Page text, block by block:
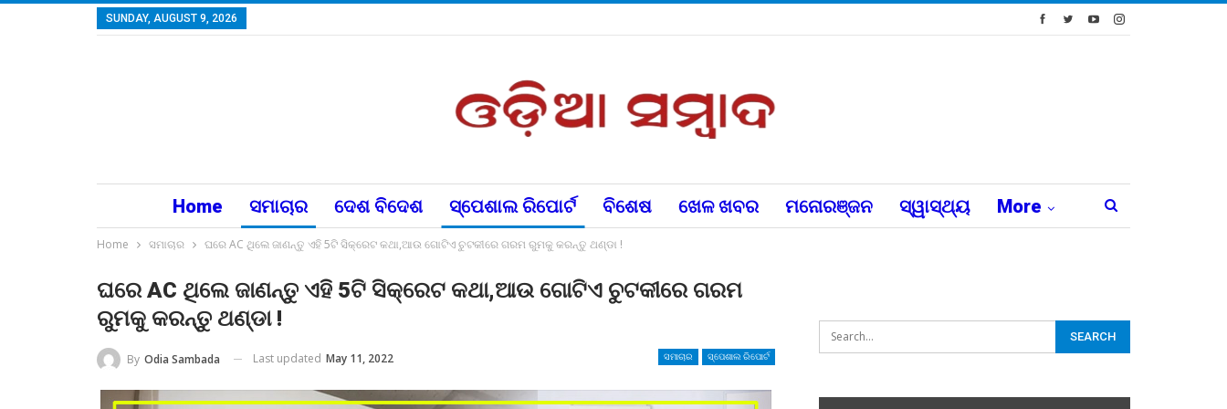
SUNDAY, AUGUST 9, 2026
Home ସମାଚାର ଦେଶ ବିଦେଶ ସ୍ପେଶାଲ ରିପୋର୍ଟ ବିଶେଷ ଖେଳ ଖବର ମନୋରଞ୍ଜନ ସ୍ୱାସ୍ଥ୍ୟ More
Home ସମାଚାର ଘରେ AC ଥିଲେ ଜାଣନ୍ତୁ ଏହି 5ଟି ସିକ୍ରେଟ କଥା,ଆଉ ଗୋଟିଏ ଚୁଟକୀରେ ଗରମ ରୁମକୁ କରନ୍ତୁ ଥଣ୍ଡା !
ଘରେ AC ଥିଲେ ଜାଣନ୍ତୁ ଏହି 5ଟି ସିକ୍ରେଟ କଥା,ଆଉ ଗୋଟିଏ ଚୁଟକୀରେ ଗରମ
ରୁମକୁ କରନ୍ତୁ ଥଣ୍ଡା !
ସମାଚାର ସ୍ପେଶାଲ ରିପୋର୍ଟ
By Odia Sambada Last updated May 11, 2022